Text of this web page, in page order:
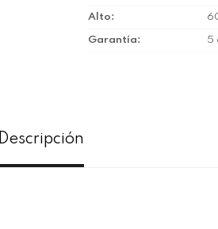
Alto
Garantía 5
Descripción